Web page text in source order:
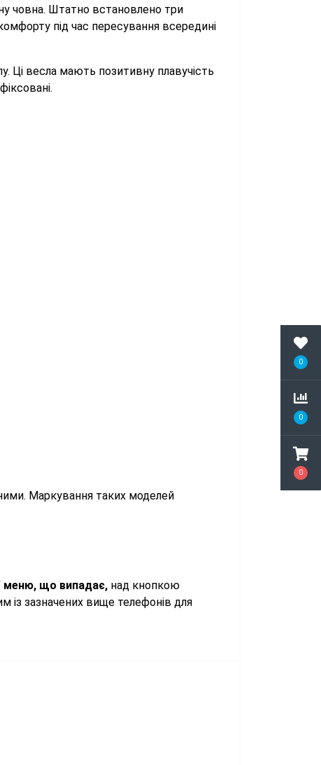
0
0
0
човна. Штатно встановлено три
під час пересування всередині
Ці весла мають позитивну плавучість
Маркування таких моделей
меню, що випадає, над кнопкою
із зазначених вище телефонів для